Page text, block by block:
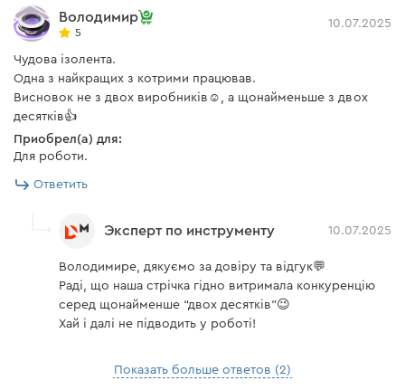
Володимир
5
10.07.2025
Чудова ізолента.
Одна з найкращих з котрими працював.
Висновок не з двох виробників☺️, а щонайменьше з двох
десятків👍
Приобрел(а) для:
Для роботи.
Ответить
Эксперт по инструменту 10.07.2025
Володимире, дякуємо за довіру та відгук💬
Раді, що наша стрічка гідно витримала конкуренцію
серед щонайменше “двох десятків”😉
Хай і далі не підводить у роботі!
Показать больше ответов (2)